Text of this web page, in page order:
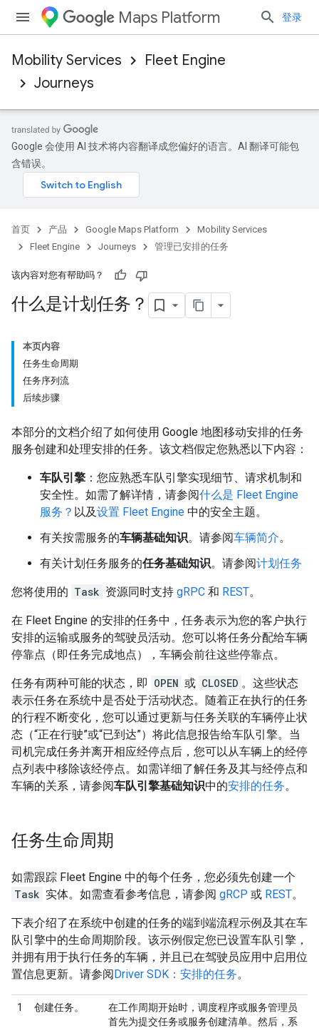
Maps Platform 登录
Mobility Services
Fleet Engine
Journeys
Google 会使用 AI 技术将内容翻译成您偏好的语言。AI 翻译可能包
含错误。
首页 产品 Google Maps Platform
Mobility Services
Fleet Engine
Journeys 管理已安排的任务
该内容对您有帮助吗？
什么是计划任务？
本页内容
任务生命周期
任务序列流
后续步骤
本部分的文档介绍了如何使用 Google 地图移动安排的任务
服务创建和处理安排的任务。该文档假定您熟悉以下内容：
车队引擎 ：您应熟悉车队引擎实现细节、请求机制和
安全性。如需了解详情，请参阅什么是 Fleet Engine
服务？ 以及设置 Fleet Engine 中的安全主题。
有关按需服务的车辆基础知识。请参阅车辆简介。
有关计划任务服务的任务基础知识。请参阅计划任务
您将使用的 Task 资源同时支持 gRPC 和 REST。
在 Fleet Engine 的安排的任务中，任务表示为您的客户执行
安排的运输或服务的驾驶员活动。您可以将任务分配给车辆
停靠点（即任务完成地点），车辆会前往这些停靠点。
任务有两种可能的状态，即 OPEN 或 CLOSED 。这些状态
表示任务在系统中是否处于活动状态。随着正在执行的任务
的行程不断变化，您可以通过更新与任务关联的车辆停止状
态（“正在行驶”或“已到达”）将此信息报告给车队引擎。当
司机完成任务并离开相应经停点后，您可以从车辆上的经停
点列表中移除该经停点。如需详细了解任务及其与经停点和
车辆的关系，请参阅车队引擎基础知识中的安排的任务。
任务生命周期
如需跟踪 Fleet Engine 中的每个任务，您必须先创建一个
Task 实体。如需查看参考信息，请参阅 gRCP 或 REST。
下表介绍了在系统中创建的任务的端到端流程示例及其在车
队引擎中的生命周期阶段。该示例假定您已设置车队引擎，
并拥有用于执行任务的车辆，并且已在驾驶员应用中启用位
置信息更新。请参阅Driver SDK：安排的任务。
1 创建任务。
在工作周期开始时，调度程序或服务管理员
首先为提交任务或服务创建清单。然后，系